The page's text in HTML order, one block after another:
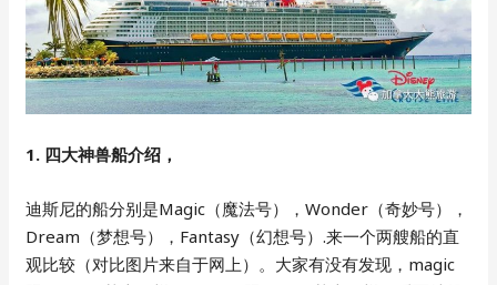
1. 四大神兽船介绍，
迪斯尼的船分别是Magic（魔法号），Wonder（奇妙号），
Dream（梦想号），Fantasy（幻想号）.来一个两艘船的直
观比较（对比图片来自于网上）。大家有没有发现，magic